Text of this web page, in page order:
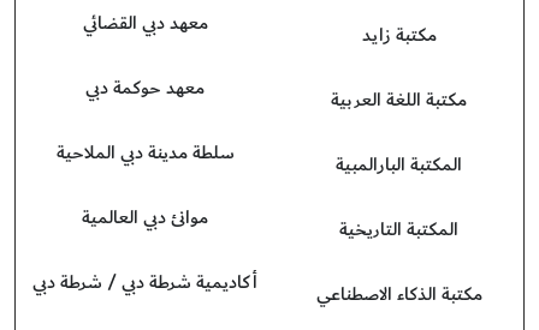
مكتبة زايد معهد دبي القضائي
مكتبة اللغة العربية معهد حوكمة دبي
المكتبة البارالمبية سلطة مدينة دبي الملاحية
المكتبة التاريخية موانئ دبي العالمية
مكتبة الذكاء الاصطناعي أكاديمية شرطة دبي / شرطة دبي